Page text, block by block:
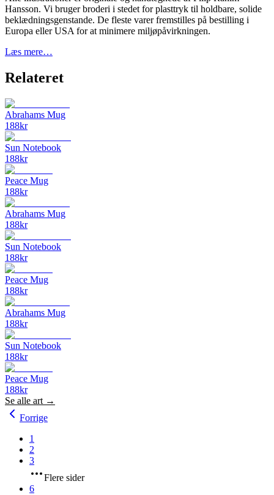
Hansson. Vi bruger broderi i stedet for plasttryk til holdbare, solide
beklædningsgenstande. De fleste varer fremstilles på bestilling i
Europa eller USA for at minimere miljøpåvirkningen.
Læs mere…
Relateret
Abrahams Mug
188kr
Sun Notebook
188kr
Peace Mug
188kr
Abrahams Mug
188kr
Sun Notebook
188kr
Peace Mug
188kr
Abrahams Mug
188kr
Sun Notebook
188kr
Peace Mug
188kr
Se alle art →
Forrige
1
2
3
Flere sider
6